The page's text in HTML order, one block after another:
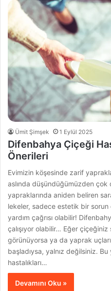
Ümit Şimşek 1 Eylül 2025
Difenbahya Çiçeği
Önerileri
Evimizin köşesinde zarif
aslında düşündüğümüzden
yapraklarında aniden beliren
lekeler, sadece estetik bir
yardım çağrısı olabilir!
çalışıyor olabilir… Eğer
görünüyorsa ya da yaprak
başladıysa, yalnız değilsiniz.
hastalıkları…
Devamını Oku »